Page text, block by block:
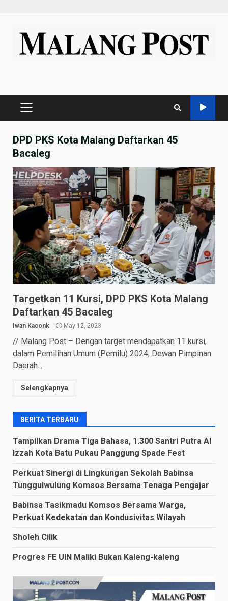
content
PRIMARY
DPD PKS Kota Malang Daftarkan 45
Bacaleg
Targetkan 11 Kursi, DPD PKS Kota Malang
Daftarkan 45 Bacaleg
Iwan Kaconk May 12, 2023
// Malang Post – Dengan target mendapatkan 11 kursi,
dalam Pemilihan Umum (Pemilu) 2024, Dewan Pimpinan
Daerah...
Selengkapnya
BERITA TERBARU
Tampilkan Drama Tiga Bahasa, 1.300 Santri Putra Al
Izzah Kota Batu Pukau Panggung Spade Fest
Perkuat Sinergi di Lingkungan Sekolah Babinsa
Tunggulwulung Komsos Bersama Tenaga Pengajar
Babinsa Tasikmadu Komsos Bersama Warga,
Perkuat Kedekatan dan Kondusivitas Wilayah
Sholeh Cilik
Progres FE UIN Maliki Bukan Kaleng-kaleng